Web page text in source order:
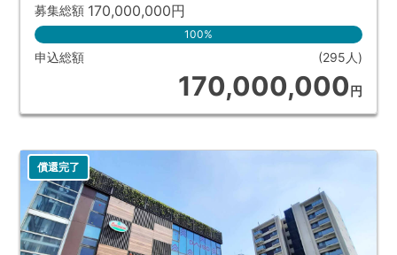
募集総額 170,000,000円
100%
申込総額 (295人)
170,000,000円
償還完了